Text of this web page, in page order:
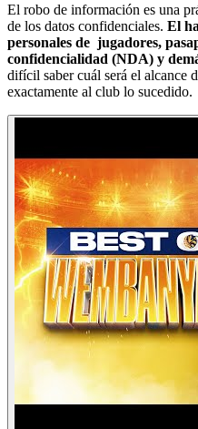
El robo de información es una
de los datos confidenciales. El
personales de jugadores,
confidencialidad (NDA) y
difícil saber cuál será el alcance
exactamente al club lo sucedido.